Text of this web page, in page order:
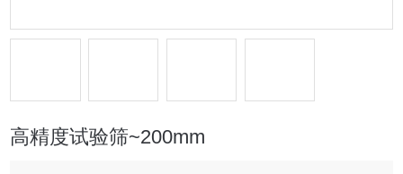
高精度试验筛~200mm